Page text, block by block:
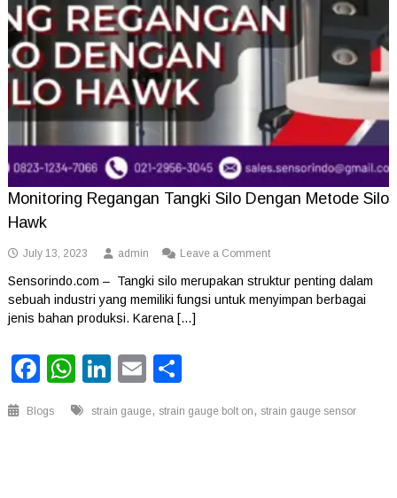
Monitoring Regangan Tangki Silo Dengan Metode Silo
Hawk
July 13, 2023 admin Leave a Commenton
Regangan
Tangki
Sensorindo.com – Tangki silo merupakan struktur penting dalam
sebuah industri yang memiliki fungsi untuk menyimpan berbagai
jenis bahan produksi. Karena […]
Facebook
WhatsApp
LinkedIn
Email
Blogs strain gauge, strain gauge bolt on , strain gauge sensor